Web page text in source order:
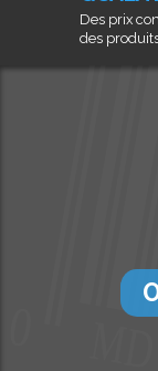
Des prix
des